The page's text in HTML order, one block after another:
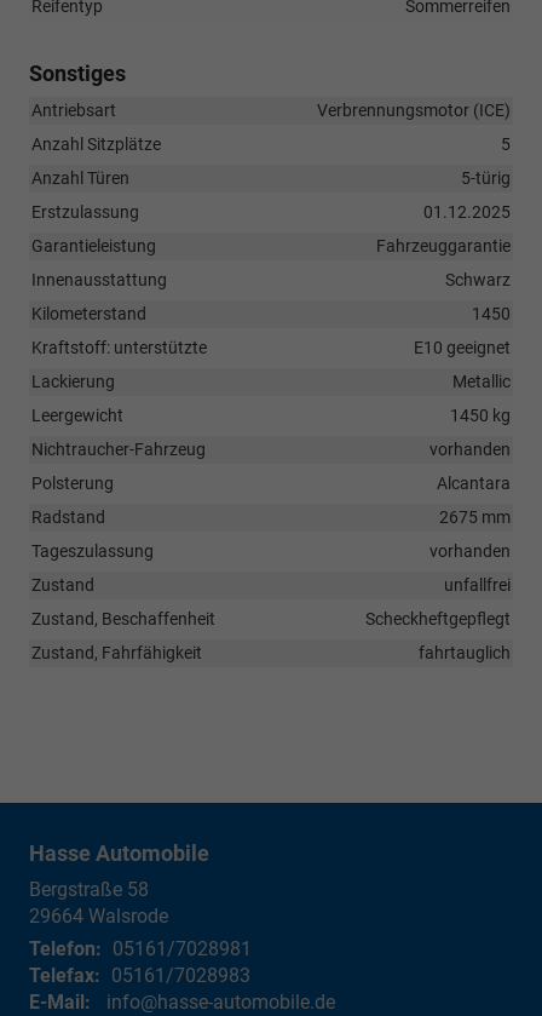
Reifentyp
Sommerreifen
Sonstiges
Antriebsart
Verbrennungsmotor (ICE)
Anzahl Sitzplätze
5
Anzahl Türen
5-türig
Erstzulassung
01.12.2025
Garantieleistung
Fahrzeuggarantie
Innenausstattung
Schwarz
Kilometerstand
1450
Kraftstoff: unterstützte
E10 geeignet
Lackierung
Metallic
Leergewicht
1450 kg
Nichtraucher-Fahrzeug
vorhanden
Polsterung
Alcantara
Radstand
2675 mm
Tageszulassung
vorhanden
Zustand
unfallfrei
Zustand, Beschaffenheit
Scheckheftgepflegt
Zustand, Fahrfähigkeit
fahrtauglich
Hasse Automobile
Bergstraße 58
29664 Walsrode
Telefon: 05161/7028981
Telefax: 05161/7028983
E-Mail:
info@hasse-automobile.de